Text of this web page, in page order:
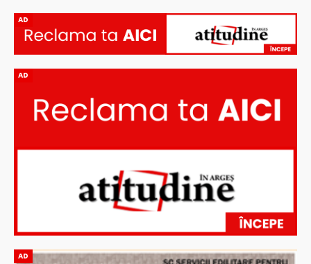
AD
AD
AD